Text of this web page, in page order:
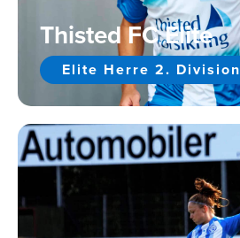
Thisted FC Elite
Elite Herre 2. Division